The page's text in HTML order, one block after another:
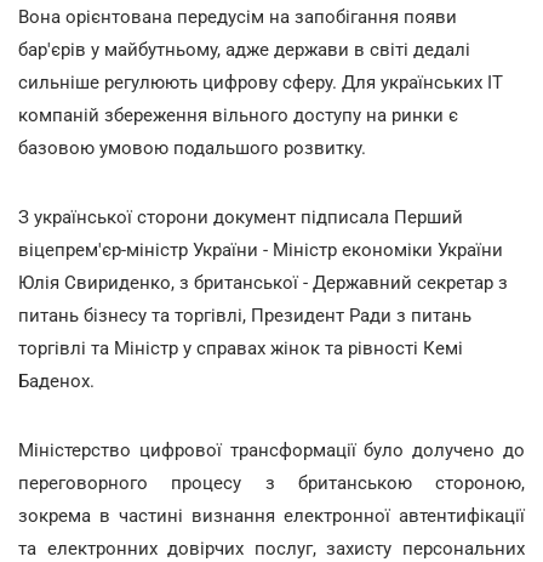
Вона орієнтована передусім на запобігання появи
бар'єрів у майбутньому, адже держави в світі дедалі
сильніше регулюють цифрову сферу. Для українських ІТ
компаній збереження вільного доступу на ринки є
базовою умовою подальшого розвитку.
З української сторони документ підписала Перший
віцепрем'єр-міністр України - Міністр економіки України
Юлія Свириденко, з британської - Державний секретар з
питань бізнесу та торгівлі, Президент Ради з питань
торгівлі та Міністр у справах жінок та рівності Кемі
Баденох.
Міністерство цифрової трансформації було долучено до
переговорного процесу з британською стороною,
зокрема в частині визнання електронної автентифікації
та електронних довірчих послуг, захисту персональних